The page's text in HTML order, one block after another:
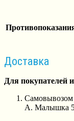
Доставка
Для покупателей
Самовывозом
А. Малышка